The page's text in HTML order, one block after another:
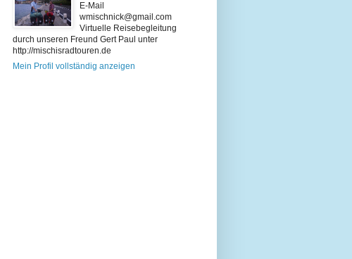
E-Mail
wmischnick@gmail.com
Virtuelle Reisebegleitung
durch unseren Freund Gert Paul unter
http://mischisradtouren.de
Mein Profil vollständig anzeigen